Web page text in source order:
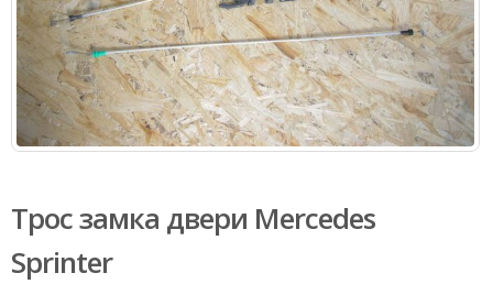
Трос замка двери Mercedes
Sprinter